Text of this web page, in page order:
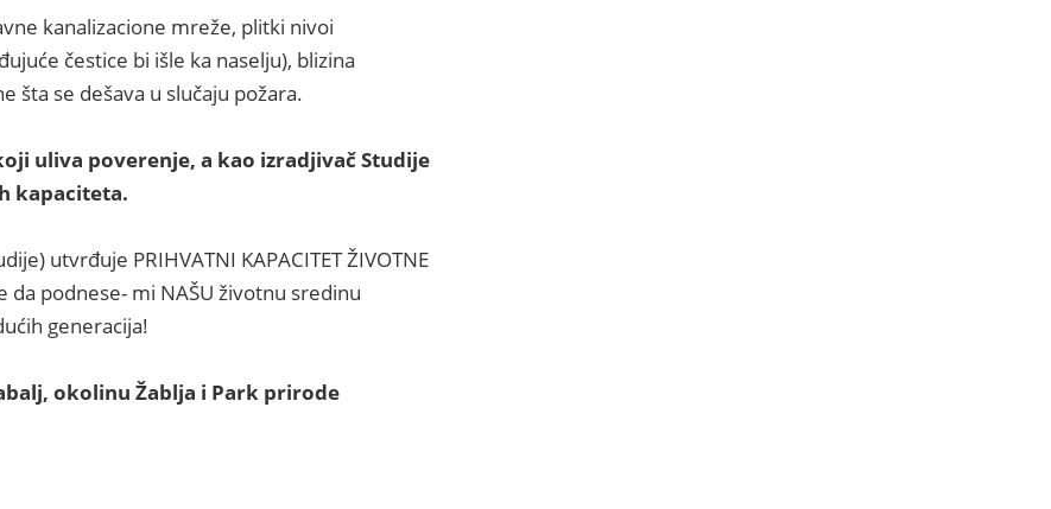
kanalizacione mreže, plitki nivoi
čestice bi išle ka naselju), blizina
šta se dešava u slučaju požara.
uliva poverenje, a kao izradjivač Studije
kapaciteta.
utvrđuje PRIHVATNI KAPACITET ŽIVOTNE
da podnese- mi NAŠU životnu sredinu
generacija!
okolinu Žablja i Park prirode